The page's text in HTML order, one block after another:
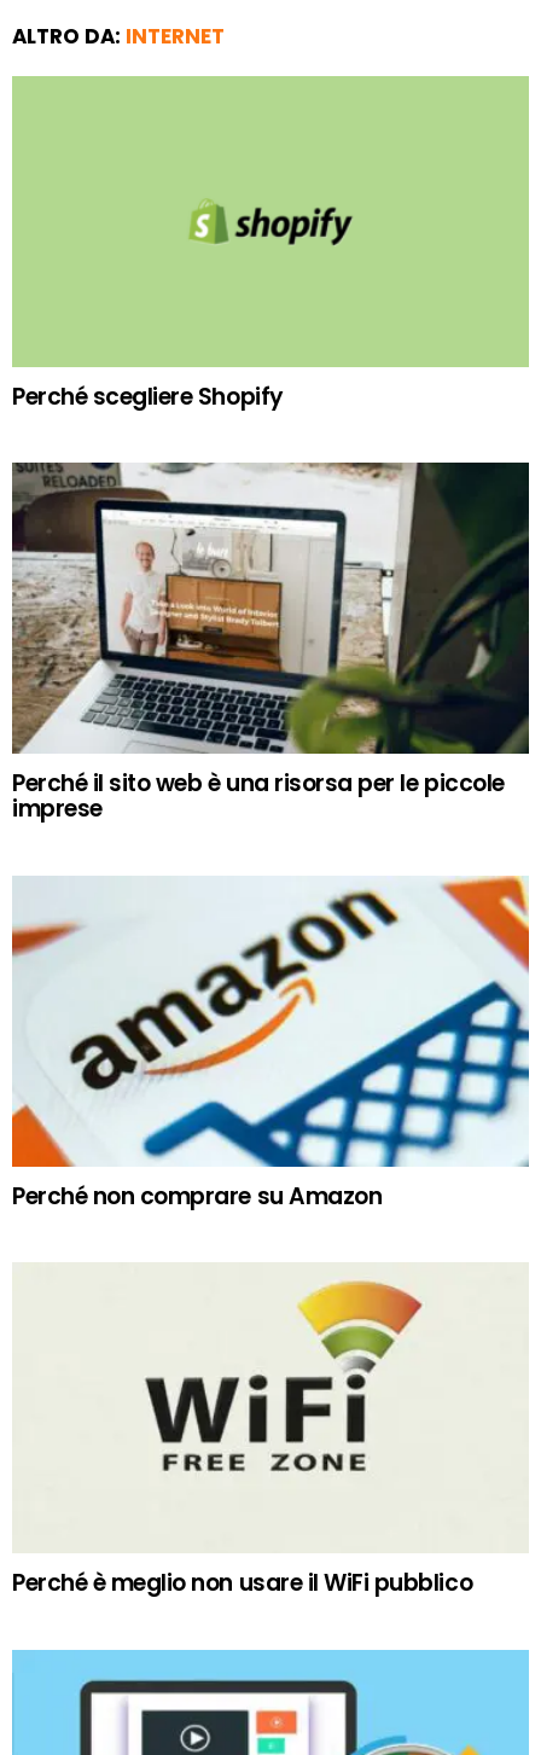
ALTRO DA: INTERNET
Perché scegliere Shopify
Perché il sito web è una risorsa per le piccole
imprese
Perché non comprare su Amazon
Perché è meglio non usare il WiFi pubblico